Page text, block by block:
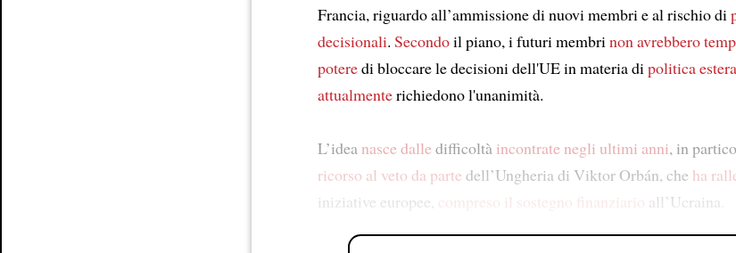
Francia, riguardo all’ammissione di nuovi membri e al rischio di
decisionali. Secondoil piano, i futuri membrinon avrebbero
poteredi bloccare le decisioni dell'UE in materia dipolitica
attualmenterichiedono l'unanimità.
L’idea nasce dalledifficoltà incontrate negli ultimi anni, in
ricorso al veto da parte dell’Ungheria di Viktor Orbán, che ha
iniziative europee,
compreso il sostegno finanziario all’Ucraina.